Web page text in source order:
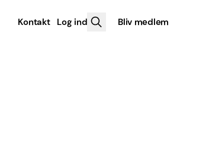
Kontakt Log ind Bliv medlem